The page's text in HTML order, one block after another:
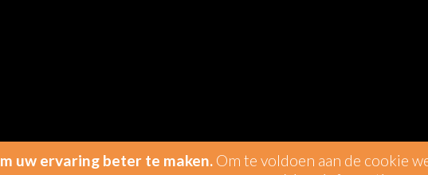
uw ervaring beter te maken. Om te voldoen aan de cookie